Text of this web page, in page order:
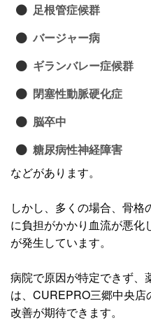
足根管症候群
バージャー病
ギランバレー症候群
閉塞性動脈硬化症
脳卒中
糖尿病性神経障害
などがあります。
しかし、多くの場合、骨
に負担がかかり血流が悪化
が発生しています。
病院で原因が特定できず、
は、CUREPRO三郷中央
改善が期待できます。